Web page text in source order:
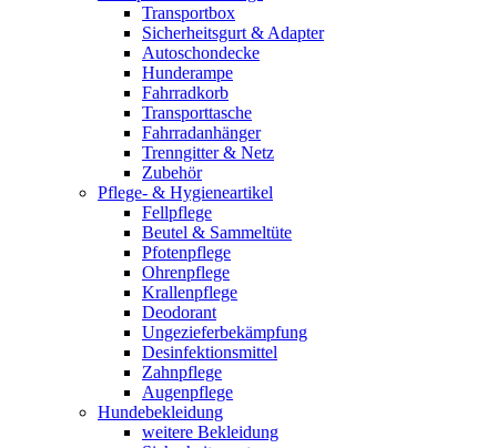
Transportbox
Sicherheitsgurt & Adapter
Autoschondecke
Hunderampe
Fahrradkorb
Transporttasche
Fahrradanhänger
Trenngitter & Netz
Zubehör
Pflege- & Hygieneartikel
Fellpflege
Beutel & Sammeltüte
Pfotenpflege
Ohrenpflege
Krallenpflege
Deodorant
Ungezieferbekämpfung
Desinfektionsmittel
Zahnpflege
Augenpflege
Hundebekleidung
weitere Bekleidung